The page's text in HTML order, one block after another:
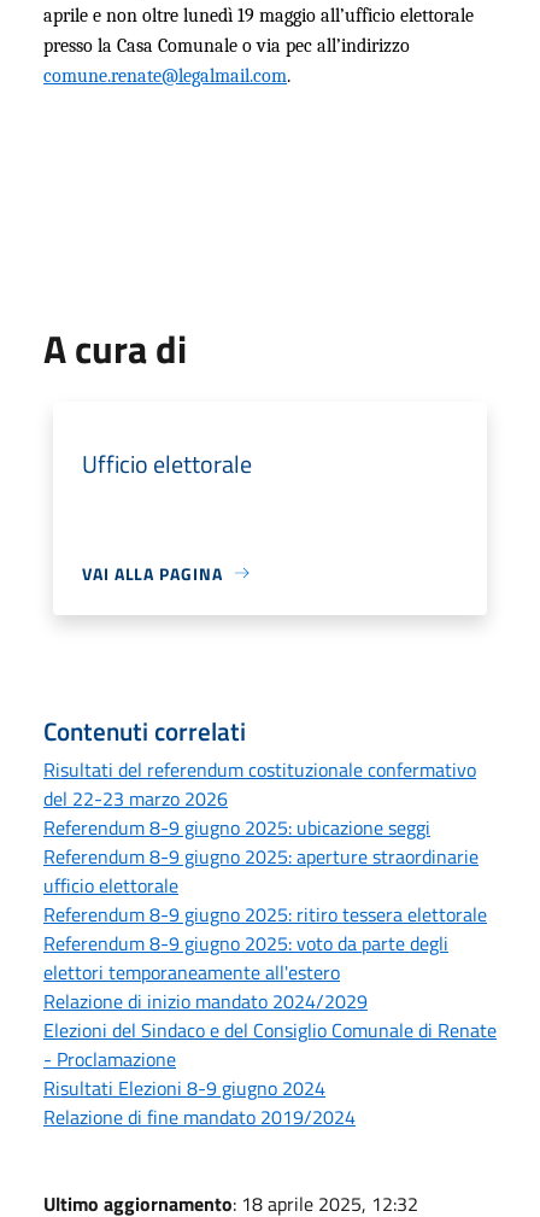
aprile e non oltre lunedì 19 maggio all’ufficio elettorale
presso la Casa Comunale o via pec all’indirizzo
comune.renate@legalmail.com.
A cura di
Ufficio elettorale
VAI ALLA PAGINA
Contenuti correlati
Risultati del referendum costituzionale confermativo
del 22-23 marzo 2026
Referendum 8-9 giugno 2025: ubicazione seggi
Referendum 8-9 giugno 2025: aperture straordinarie
ufficio elettorale
Referendum 8-9 giugno 2025: ritiro tessera elettorale
Referendum 8-9 giugno 2025: voto da parte degli
elettori temporaneamente all'estero
Relazione di inizio mandato 2024/2029
Elezioni del Sindaco e del Consiglio Comunale di Renate
- Proclamazione
Risultati Elezioni 8-9 giugno 2024
Relazione di fine mandato 2019/2024
Ultimo aggiornamento: 18 aprile 2025, 12:32